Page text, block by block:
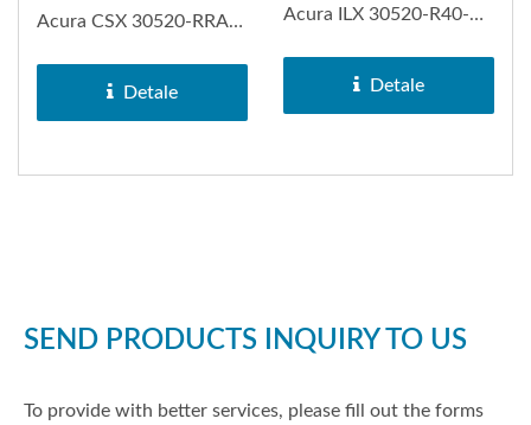
Acura CSX 30520-RRA-
Detale
Acura ILX 30520-R40-
Detale